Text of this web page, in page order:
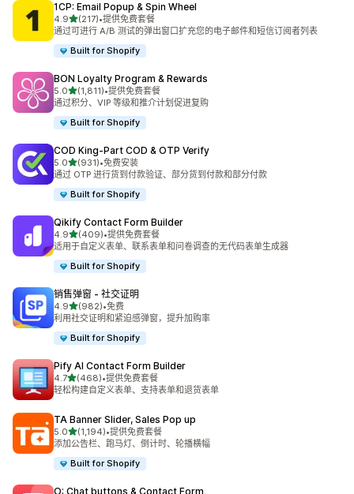
1CP: Email Popup & Spin Wheel
4.9星（满分 5 星）
(217)
总共 217 条评论
•提供免费套餐
通过可进行 A/B 测试的弹出窗口扩充您的电子邮件和短信订阅者列表
Built for Shopify
BON Loyalty Program & Rewards
5.0星（满分 5 星）
(1,811)
总共 1811 条评论
•提供免费套餐
通过积分、VIP 等级和推介计划促进复购
Built for Shopify
COD King‑Part COD & OTP Verify
5.0星（满分 5 星）
(931)
总共 931 条评论
•免费安装
通过 OTP 进行货到付款验证、部分货到付款和部分付款
Built for Shopify
Qikify Contact Form Builder
4.9星（满分 5 星）
(409)
总共 409 条评论
•提供免费套餐
适用于自定义表单、联系表单和问卷调查的无代码表单生成器
Built for Shopify
销售弹窗 ‑ 社交证明
4.9星（满分 5 星）
(982)
总共 982 条评论
•免费
利用社交证明和紧迫感弹窗，提升加购率
Built for Shopify
Pify AI Contact Form Builder
4.7星（满分 5 星）
(468)
总共 468 条评论
•提供免费套餐
轻松构建自定义表单、支持表单和退货表单
TA Banner Slider, Sales Pop up
5.0星（满分 5 星）
(1,194)
总共 1194 条评论
•提供免费套餐
添加公告栏、跑马灯、倒计时、轮播横幅
Built for Shopify
O: Chat buttons & Contact Form